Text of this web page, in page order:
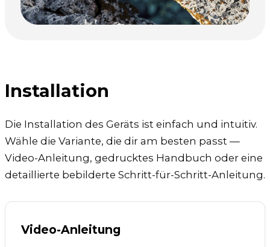
Installation
Die Installation des Geräts ist einfach und intuitiv.
Wähle die Variante, die dir am besten passt —
Video-Anleitung, gedrucktes Handbuch oder eine
detaillierte bebilderte Schritt-für-Schritt-Anleitung.
Video-Anleitung